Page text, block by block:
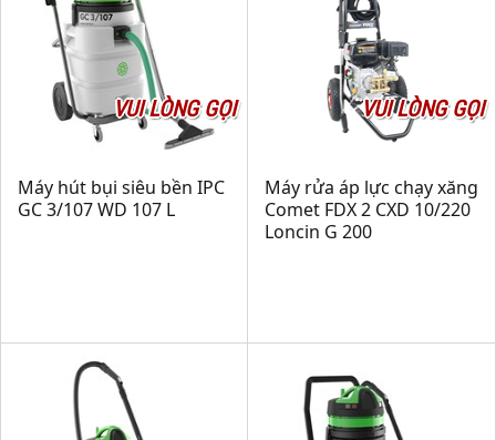
VUI LÒNG GỌI
Máy hút bụi siêu bền IPC
GC 3/107 WD 107 L
VUI LÒNG GỌI
Máy rửa áp lực chạy xăng
Comet FDX 2 CXD 10/220
Loncin G 200